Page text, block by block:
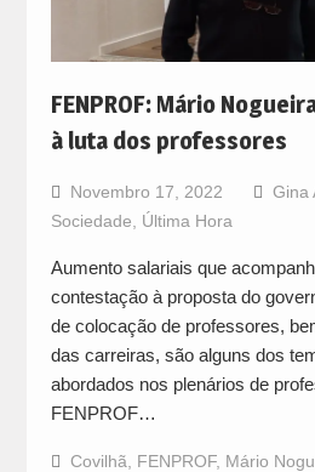
FENPROF: Mário
à luta dos professores
Novembro 17, 2022 Gina
Sociedade
Última Hora
Aumento salariais que
contestação à proposta do
de colocação de professores,
das carreiras, são alguns dos
abordados nos plenários de
FENPROF…
Covilhã FENPROF, Mário